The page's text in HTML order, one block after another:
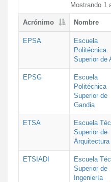
Mostrando 1
Acrónimo Nombre
EPSA
Escuela
Politécnica
Superior de
EPSG
Escuela
Politécnica
Superior de
Gandia
ETSA
Escuela
Superior de
Arquitectura
ETSIADI
Escuela
Superior de
Ingeniería